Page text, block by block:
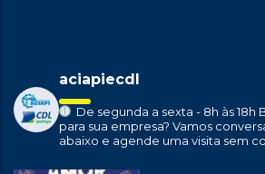
aciapiecdl
De segunda a sexta - 8h às 18h
para sua empresa? Vamos
abaixo e agende uma visita sem